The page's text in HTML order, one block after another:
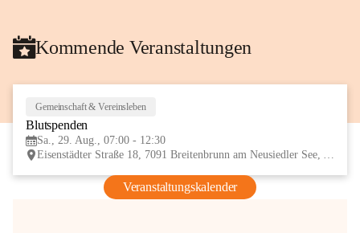
Kommende Veranstaltungen
Gemeinschaft & Vereinsleben
Blutspenden
Sa., 29. Aug., 07:00 - 12:30
Eisenstädter Straße 18, 7091 Breitenbrunn am Neusiedler See, AUT
Veranstaltungskalender